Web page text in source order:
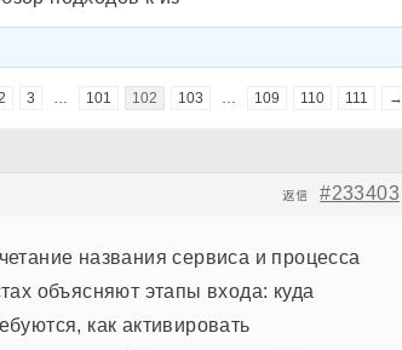
3 … 101 102 103 … 109 110 111 →
#233403
返信
названия сервиса и процесса
объясняют этапы входа: куда
как активировать